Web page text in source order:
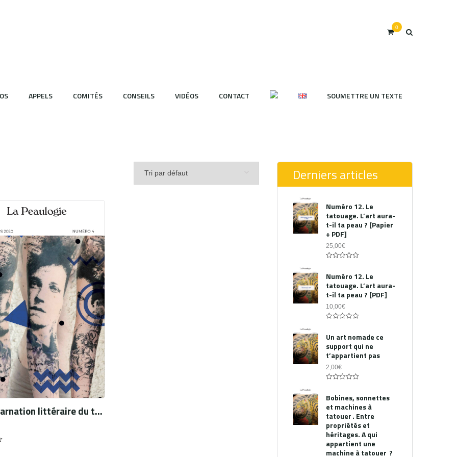
0
APPELS COMITÉS CONSEILS VIDÉOS CONTACT SOUMETTRE UN TEXTE
Une incarnation littéraire du temps sur la peau. Corps écrits chez Stéphanie Hochet et Gillian Flynn
Derniers articles
Numéro 12. Le
tatouage. L’art aura-
t-il ta peau ? [Papier
+ PDF]
25,00€
out
of
5
Numéro 12. Le
tatouage. L’art aura-
t-il ta peau ? [PDF]
10,00€
out
of
5
Un art nomade ce
support qui ne
t’appartient pas
2,00€
out
of
5
Bobines, sonnettes
et machines à
tatouer . Entre
propriétés et
héritages. A qui
appartient une
machine à tatouer ?